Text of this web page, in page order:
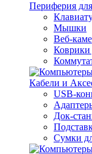
Периферия
Мышки
Веб-
Кабели и
USB-
Док-
Сумки